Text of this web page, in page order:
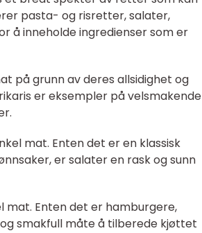
pasta- og risretter, salater,
å inneholde ingredienser som er
på grunn av deres allsidighet og
er eksempler på velsmakende
mat. Enten det er en klassisk
er salater en rask og sunn
Enten det er hamburgere,
smakfull måte å tilberede kjøttet